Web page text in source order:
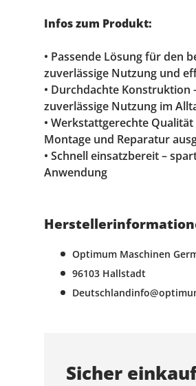
Infos zum Produkt:
• Passende Lösung für den
zuverlässige Nutzung und
• Durchdachte
zuverlässige Nutzung im
• Werkstattgerechte
Montage und Reparatur
• Schnell einsatzbereit –
Anwendung
Optimum Maschinen
96103 Hallstadt
Sicher